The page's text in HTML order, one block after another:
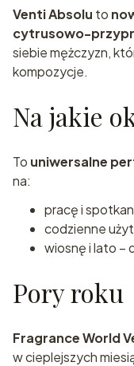
Venti Absolu to
cytrusowo-
siebie mężczyzn,
kompozycje.
Na jakie
To uniwersalne
na:
pracę i
codzienne
wiosnę i lato –
Pory roku
Fragrance World
w cieplejszych